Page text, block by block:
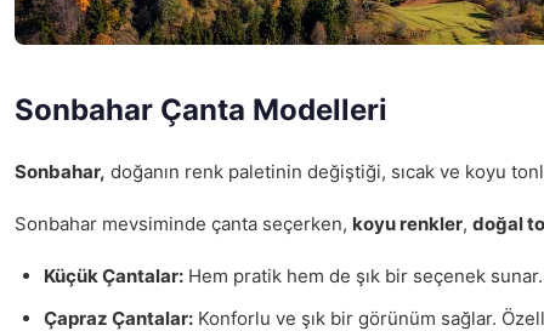
Sonbahar Çanta Modelleri
Sonbahar, doğanın renk paletinin değiştiği, sıcak ve koyu
Sonbahar mevsiminde çanta seçerken, koyu renkler, doğal
Küçük Çantalar: Hem pratik hem de şık bir seçenek
Çapraz Çantalar: Konforlu ve şık bir görünüm sağlar.